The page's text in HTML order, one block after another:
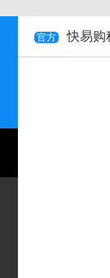
官方 快易购